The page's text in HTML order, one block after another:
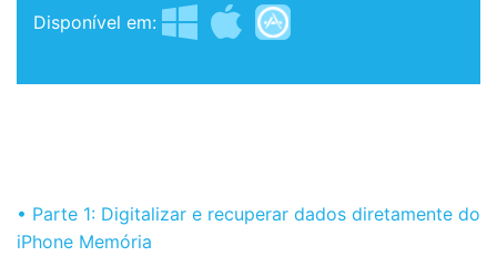
Disponível em:
• Parte 1: Digitalizar e recuperar dados diretamente do
iPhone Memória